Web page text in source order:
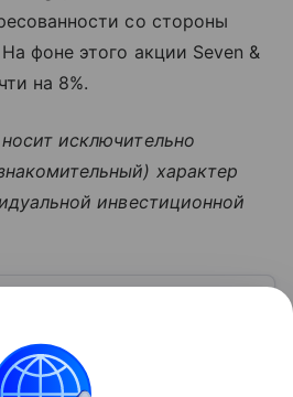
со стороны
фоне этого акции Seven &
на 8%.
исключительно
характер
инвестиционной
что представляет собой